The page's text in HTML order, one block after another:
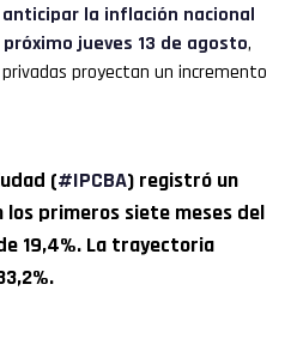
la inflación nacional
jueves 13 de agosto,
proyectan un incremento
(#IPCBA) registró un
los primeros siete meses del
19,4%. La trayectoria